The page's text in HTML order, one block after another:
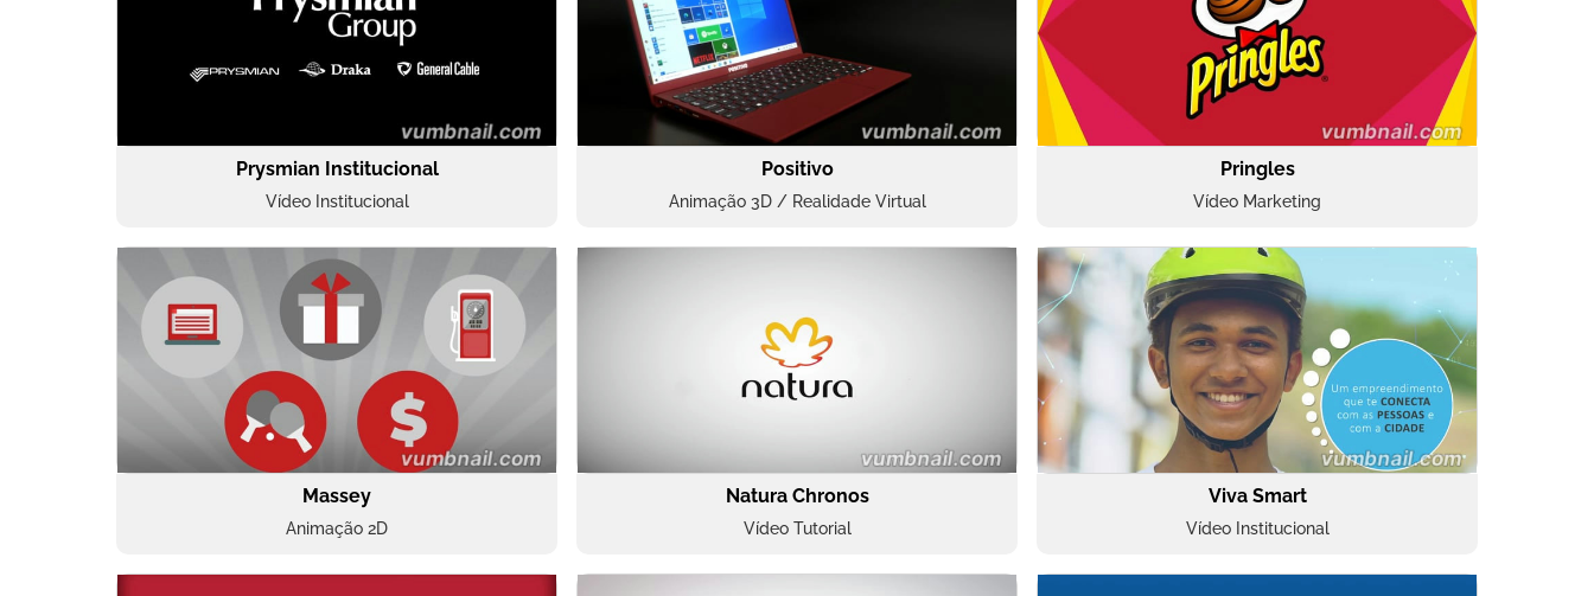
Prysmian Institucional
Vídeo Institucional
Positivo
Animação 3D / Realidade Virtual
Pringles
Vídeo Marketing
Massey
Animação 2D
Natura Chronos
Vídeo Tutorial
Viva Smart
Vídeo Institucional